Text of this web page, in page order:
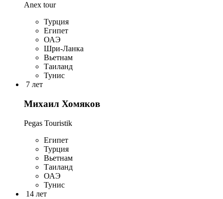
Anex tour
Турция
Египет
ОАЭ
Шри-Ланка
Вьетнам
Таиланд
Тунис
7 лет
Михаил Хомяков
Pegas Touristik
Египет
Турция
Вьетнам
Таиланд
ОАЭ
Тунис
14 лет